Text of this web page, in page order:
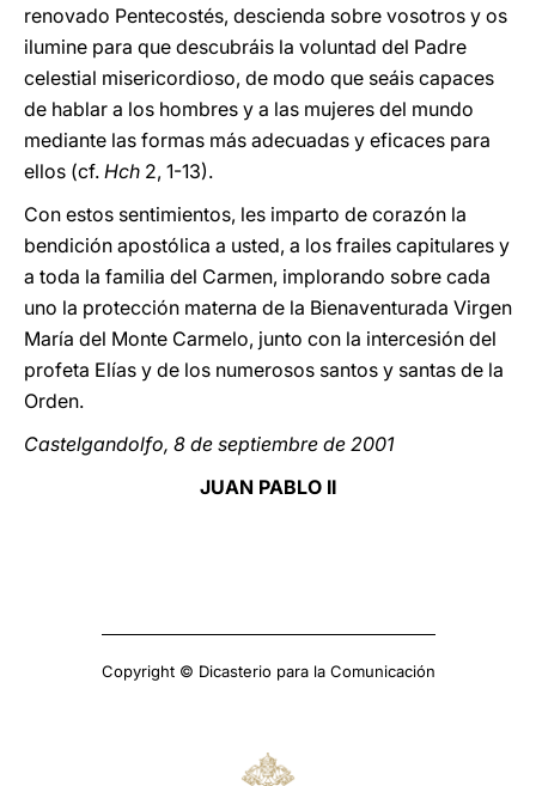
renovado Pentecostés, descienda sobre vosotros y os
ilumine para que descubráis la voluntad del Padre
celestial misericordioso, de modo que seáis capaces
de hablar a los hombres y a las mujeres del mundo
mediante las formas más adecuadas y eficaces para
ellos (cf. Hch 2, 1-13).
Con estos sentimientos, les imparto de corazón la
bendición apostólica a usted, a los frailes capitulares y
a toda la familia del Carmen, implorando sobre cada
uno la protección materna de la Bienaventurada Virgen
María del Monte Carmelo, junto con la intercesión del
profeta Elías y de los numerosos santos y santas de la
Orden.
Castelgandolfo, 8 de septiembre de 2001
JUAN PABLO II
Copyright © Dicasterio para la Comunicación